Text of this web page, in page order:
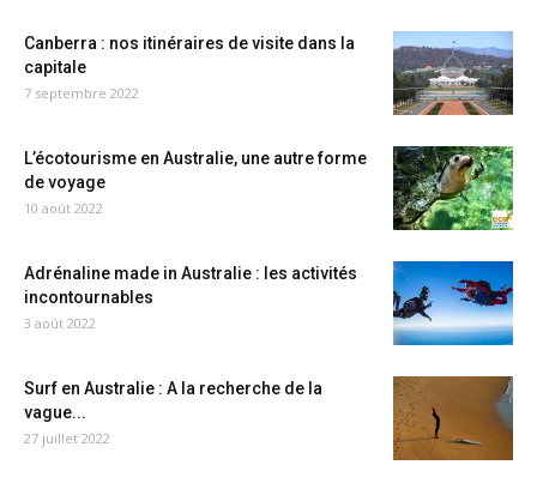
Canberra : nos itinéraires de visite dans la
capitale
7 septembre 2022
L’écotourisme en Australie, une autre forme
de voyage
10 août 2022
Adrénaline made in Australie : les activités
incontournables
3 août 2022
Surf en Australie : A la recherche de la
vague...
27 juillet 2022